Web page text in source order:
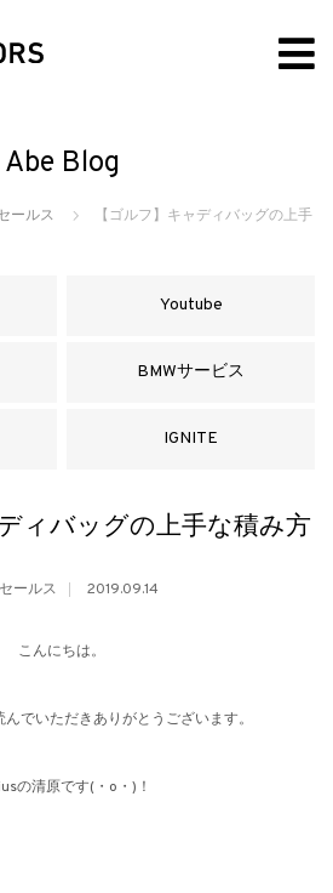
Abe Blog
ールス
【ゴルフ】キャディバッグの上手
Youtube
BMWサービス
IGNITE
ィバッグの上手な積み方
ールス 2019.09.14
こんにちは。
でいただきありがとうございます。
の清原です(・o・)！